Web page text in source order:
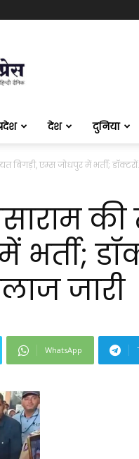
देश दुनिया
एम्स जोधपुर में भर्ती;
की
जारी
WhatsApp